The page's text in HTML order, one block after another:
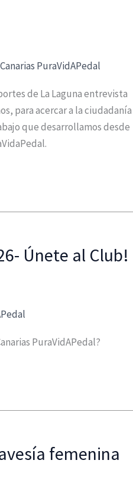
Canarias PuraVidAPedal
de La Laguna entrevista
para acercar a la ciudadanía
que desarrollamos desde
Únete al Club!
PuraVidAPedal?
femenina